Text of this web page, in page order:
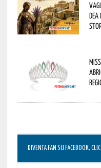
DIVENTA FAN SU FACEBOOK,